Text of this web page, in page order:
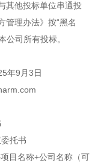
其他投标单位串通投
管理办法》按“黑名
公司所有投标。
5年9月3日
托书
目名称+公司名称（可